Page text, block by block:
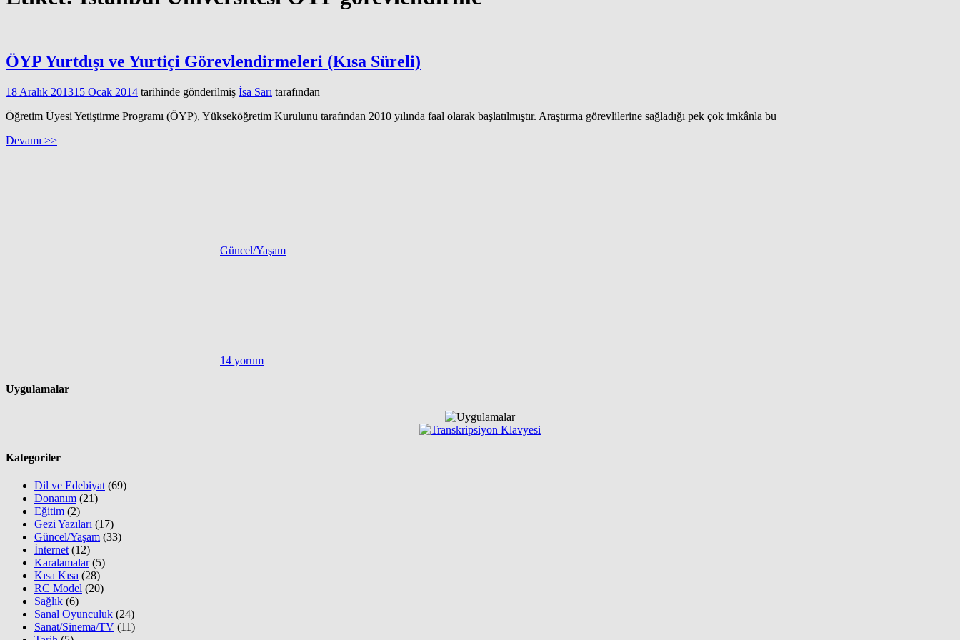
ÖYP Yurtdışı ve Yurtiçi Görevlendirmeleri (Kısa Süreli)
18 Aralık 201315 Ocak 2014 tarihinde gönderilmiş İsa Sarı tarafından
Öğretim Üyesi Yetiştirme Programı (ÖYP), Yükseköğretim Kurulunu tarafından 2010 yılında faal olarak başlatılmıştır. Araştırma görevlilerine sağladığı pek çok imkânla bu
Devamı >>
Güncel/Yaşam
14 yorum
Uygulamalar
Kategoriler
Dil ve Edebiyat (69)
Donanım (21)
Eğitim (2)
Gezi Yazıları (17)
Güncel/Yaşam (33)
İnternet (12)
Karalamalar(5)
Kısa Kısa (28)
RC Model (20)
Sağlık (6)
Sanal Oyunculuk (24)
Sanat/Sinema/TV (11)